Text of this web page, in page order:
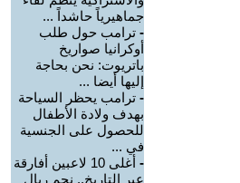
جماهيرياً حاشداً ...
- ترامب حول طلب
أوكرانيا صواريخ
باتريوت: نحن بحاجة
إليها أيضا ...
- ترامب يحظر السياحة
بهدف ولادة الأطفال
للحصول على الجنسية
في ...
-
أغلى 10 لاعبين أفارقة
عبر التاريخ.. نجم ريال